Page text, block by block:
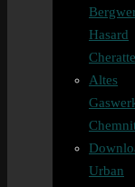
Hasard
Cheratte
Altes
Urban